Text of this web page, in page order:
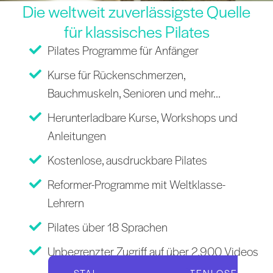
Die weltweit zuverlässigste Quelle
für klassisches Pilates
Pilates Programme für Anfänger
Kurse für Rückenschmerzen,
Bauchmuskeln, Senioren und mehr...
Herunterladbare Kurse, Workshops und
Anleitungen
Kostenlose, ausdruckbare Pilates
Reformer-Programme mit Weltklasse-
Lehrern
Pilates über 18 Sprachen
Unbegrenzter Zugriff auf über 2.900 Videos